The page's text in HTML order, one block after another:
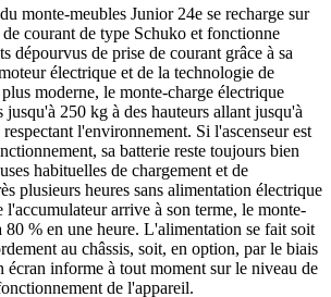
monte-meubles Junior 24e se recharge sur
courant de type Schuko et fonctionne
dépourvus de prise de courant grâce à sa
électrique et de la technologie de
moderne, le monte-charge électrique
jusqu'à 250 kg à des hauteurs allant jusqu'à
l'environnement. Si l'ascenseur est
sa batterie reste toujours bien
habituelles de chargement et de
plusieurs heures sans alimentation électrique
l'accumulateur arrive à son terme, le monte-
80 % en une heure. L'alimentation se fait soit
au châssis, soit, en option, par le biais
écran informe à tout moment sur le niveau de
de l'appareil.